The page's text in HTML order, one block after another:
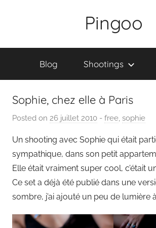
Pingoo
Blog Shootings
Sophie, chez elle à Paris
Posted on 26 juillet 2010 b
P
a
i
n
g
u
- free sophie
Un shooting avec Sophie qui était
sympathique, dans son petit
Elle était vraiment super cool, c’était
Ce set a déjà été publié dans une
sombre, j’ai ajouté un peu de lumière